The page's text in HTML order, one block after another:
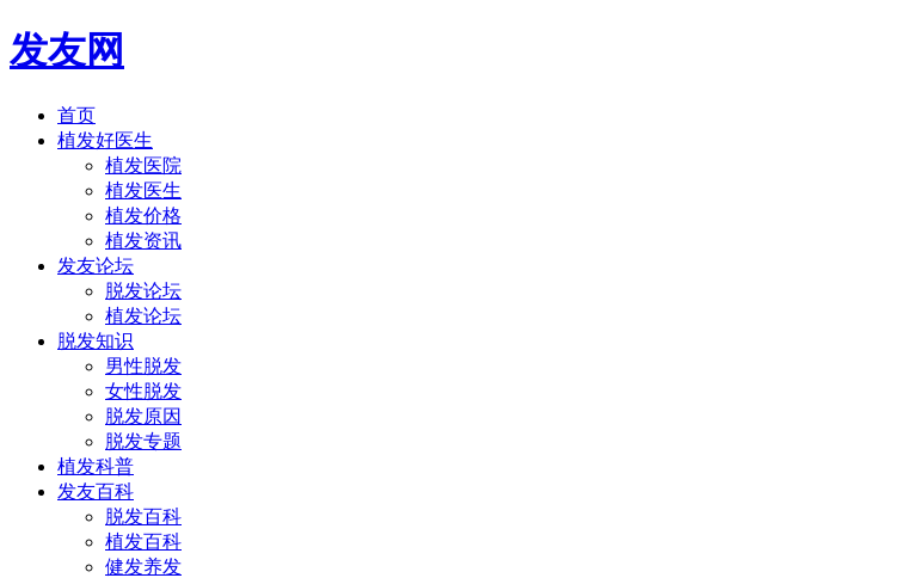
发友网
首页
植发好医生
植发医院
植发医生
植发价格
植发资讯
发友论坛
脱发论坛
植发论坛
脱发知识
男性脱发
女性脱发
脱发原因
脱发专题
植发科普
发友百科
脱发百科
植发百科
健发养发